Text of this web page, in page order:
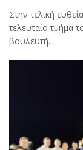
Στην τελική
τελευταίο τμήμα
βουλευτή...